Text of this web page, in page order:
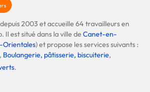
2003 et accueille 64 travailleurs en
Il est situé dans la ville deCanet-en-
Orientales) et propose les services suivants :
, Boulangerie, pâtisserie, biscuiterie,
.